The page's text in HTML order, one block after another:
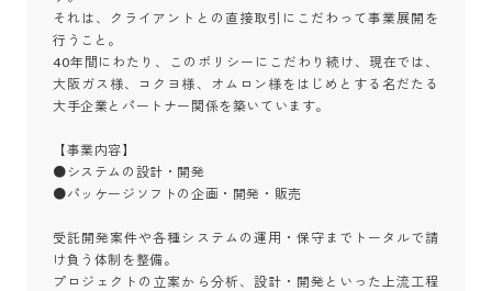
それは、クライアントとの直接取引にこだわって事業展開を
行うこと。
40年間にわたり、このポリシーにこだわり続け、現在では、
大阪ガス様、コクヨ様、オムロン様をはじめとする名だたる
大手企業とパートナー関係を築いています。
【事業内容】
●システムの設計・開発
●パッケージソフトの企画・開発・販売
受託開発案件や各種システムの運用・保守までトータルで請
け負う体制を整備。
プロジェクトの立案から分析、設計・開発といった上流工程